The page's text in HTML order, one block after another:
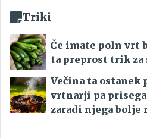
Triki
Če imate poln vrt
ta preprost trik za
Večina ta ostanek
vrtnarji pa
zaradi njega bolje